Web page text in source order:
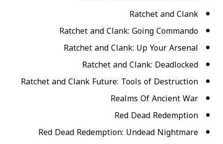
Ratchet and Clank
Ratchet and Clank: Going Commando
Ratchet and Clank: Up Your Arsenal
Ratchet and Clank: Deadlocked
Ratchet and Clank Future: Tools of Destruction
Realms Of Ancient War
Red Dead Redemption
Red Dead Redemption: Undead Nightmare